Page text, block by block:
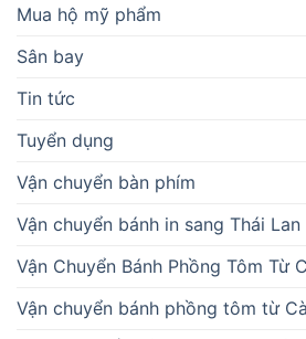
Mua hộ mỹ phẩm
Sân bay
Tin tức
Tuyển dụng
Vận chuyển bàn phím
Vận chuyển bánh in sang Thái Lan
Vận Chuyển Bánh Phồng Tôm Từ
Vận chuyển bánh phồng tôm từ